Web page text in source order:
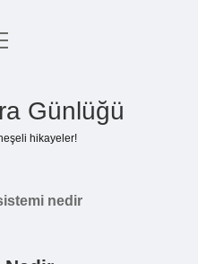
Günlüğü
hikayeler!
nedir